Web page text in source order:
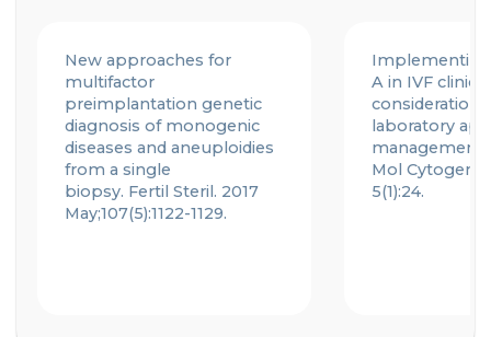
New approaches for
multifactor
preimplantation genetic
diagnosis of monogenic
diseases and aneuploidies
from a single
biopsy. Fertil Steril. 2017
May;107(5):1122-1129.
Implementing
A in IVF clinics:
laboratory
management.
Mol
5(1):24.